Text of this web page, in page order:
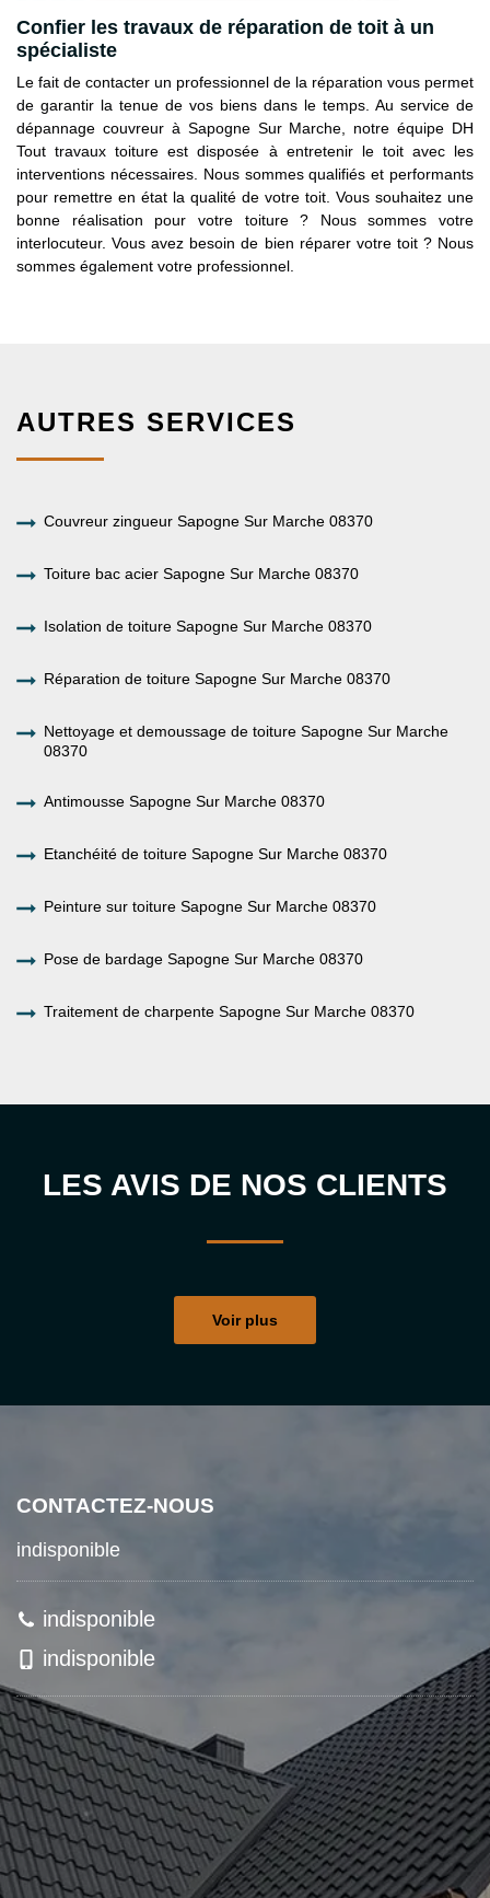
Confier les travaux de réparation de toit à un
spécialiste
Le fait de contacter un professionnel de la réparation vous permet
de garantir la tenue de vos biens dans le temps. Au service de
dépannage couvreur à Sapogne Sur Marche, notre équipe DH
Tout travaux toiture est disposée à entretenir le toit avec les
interventions nécessaires. Nous sommes qualifiés et performants
pour remettre en état la qualité de votre toit. Vous souhaitez une
bonne réalisation pour votre toiture ? Nous sommes votre
interlocuteur. Vous avez besoin de bien réparer votre toit ? Nous
sommes également votre professionnel.
AUTRES SERVICES
Couvreur zingueur Sapogne Sur Marche 08370
Toiture bac acier Sapogne Sur Marche 08370
Isolation de toiture Sapogne Sur Marche 08370
Réparation de toiture Sapogne Sur Marche 08370
Nettoyage et demoussage de toiture Sapogne Sur Marche
08370
Antimousse Sapogne Sur Marche 08370
Etanchéité de toiture Sapogne Sur Marche 08370
Peinture sur toiture Sapogne Sur Marche 08370
Pose de bardage Sapogne Sur Marche 08370
Traitement de charpente Sapogne Sur Marche 08370
LES AVIS DE NOS CLIENTS
Voir plus
CONTACTEZ-NOUS
indisponible
indisponible
indisponible